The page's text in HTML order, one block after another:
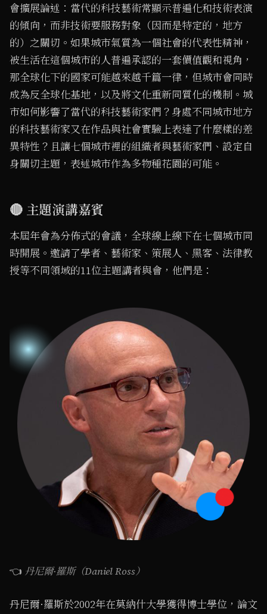
會擴展論述：當代的科技藝術常顯示普遍化和技術表演
的傾向，而非技術要服務對象（因而是特定的，地方
的）之關切。如果城市氣質為一個社會的代表性精神，
被生活在這個城市的人普遍承認的一套價值觀和視角，
那全球化下的國家可能越來越千篇一律，但城市會同時
成為反全球化基地，以及將文化重新同質化的機制。城
市如何影響了當代的科技藝術家們？身處不同城市地方
的科技藝術家又在作品與社會實驗上表達了什麼樣的差
異特性？且讓七個城市裡的組織者與藝術家們、設定自
身關切主題，表述城市作為多物種花園的可能。
🔴 主題演講嘉賓
本屆年會為分佈式的會議，全球線上線下在七個城市同
時開展。邀請了學者、藝術家、策展人、黑客、法律教
授等不同領域的11位主題講者與會，他們是：
👈 丹尼爾·羅斯（Daniel Ross）
丹尼爾·羅斯於2002年在莫納什大學獲得博士學位，論文